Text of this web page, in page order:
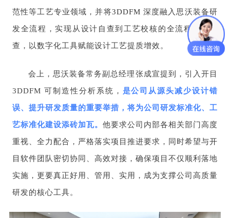
范性等工艺专业领域，并将3DDFM 深度融入思沃装备研
发全流程，实现从设计自查到工艺校核的全流程智能审
查，以数字化工具赋能设计工艺提质增效。
会上，思沃装备常务副总经理张成宣提到，引入开目
3DDFM 可制造性分析系统， 是公司从源头减少设计错
误、提升研发质量的重要举措，将为公司研发标准化、工
艺标准化建设添砖加瓦。 他要求公司内部各相关部门高度
重视、全力配合，严格落实项目推进要求，同时希望与开
目软件团队密切协同、高效对接，确保项目不仅顺利落地
实施，更要真正好用、管用、实用，成为支撑公司高质量
研发的核心工具。